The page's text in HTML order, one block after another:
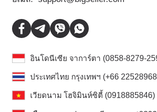
อินโดนีเซีย จาการ์ตา (0858-8279-
ประเทศไทย กรุงเทพฯ (+66
เวียดนาม โฮจิมินห์ซิตี้ (0918885846)